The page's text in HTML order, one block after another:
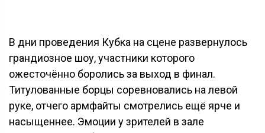
В дни проведения Кубка на сцене развернулось
грандиозное шоу, участники которого
ожесточённо боролись за выход в финал.
Титулованные борцы соревновались на левой
руке, отчего армфайты смотрелись ещё ярче и
насыщеннее. Эмоции у зрителей в зале